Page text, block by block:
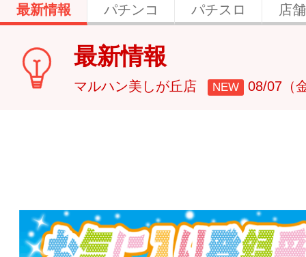
最新情報 パチンコ パチスロ 店
最新情報
マルハン美しが丘店 NEW 08/07（